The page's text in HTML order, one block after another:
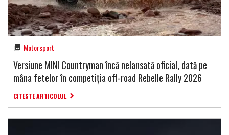
Motorsport
Versiune MINI Countryman încă nelansată oficial, dată pe
mâna fetelor în competiția off-road Rebelle Rally 2026
CITESTE ARTICOLUL